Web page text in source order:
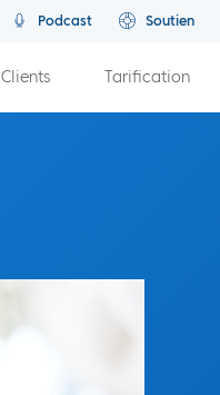
Podcast Soutien
Clients Tarification